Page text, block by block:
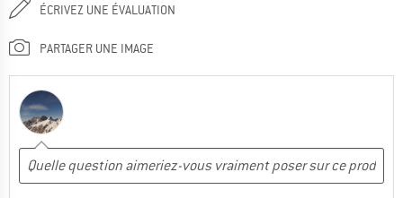
ÉCRIVEZ UNE ÉVALUATION
PARTAGER UNE IMAGE